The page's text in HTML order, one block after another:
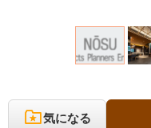
気になる